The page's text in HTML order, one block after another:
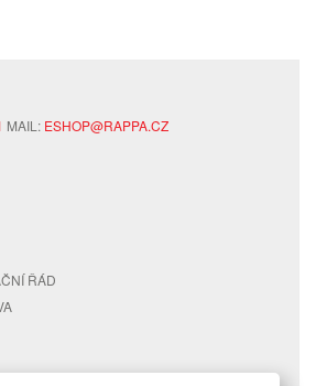
MAIL: ESHOP@RAPPA.CZ
ŘÁD